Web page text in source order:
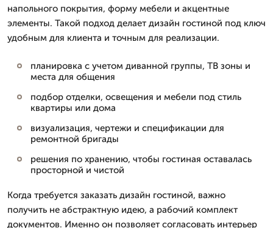
напольного покрытия, форму мебели и акцентные
элементы. Такой подход делает дизайн гостиной под ключ
удобным для клиента и точным для реализации.
планировка с учетом диванной группы, ТВ зоны и
места для общения
подбор отделки, освещения и мебели под стиль
квартиры или дома
визуализация, чертежи и спецификации для
ремонтной бригады
решения по хранению, чтобы гостиная оставалась
просторной и чистой
Когда требуется заказать дизайн гостиной, важно
получить не абстрактную идею, а рабочий комплект
документов. Именно он позволяет согласовать интерьер